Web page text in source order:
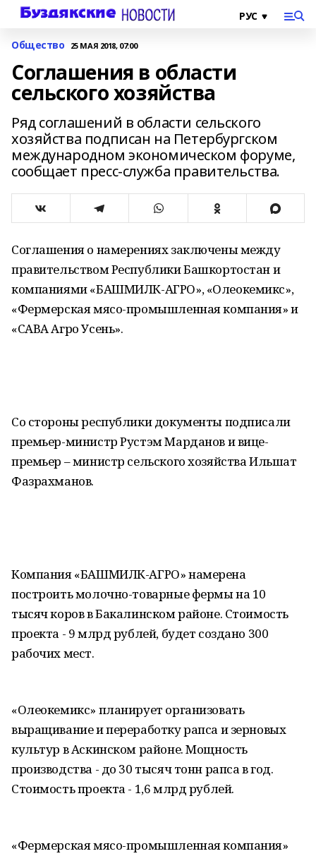
Общество 25 МАЯ 2018, 07:00
Соглашения в области
сельского хозяйства
Ряд соглашений в области сельского
хозяйства подписан на Петербургском
международном экономическом форуме,
сообщает пресс-служба правительства.
Соглашения о намерениях заключены между
правительством Республики Башкортостан и
компаниями «БАШМИЛК-АГРО», «Олеокемикс»,
«Фермерская мясо-промышленная компания» и
«САВА Агро Усень».
Со стороны республики документы подписали
премьер-министр Рустэм Марданов и вице-
премьер – министр сельского хозяйства Ильшат
Фазрахманов.
Компания «БАШМИЛК-АГРО» намерена
построить молочно-товарные фермы на 10
тысяч коров в Бакалинском районе. Стоимость
проекта - 9 млрд рублей, будет создано 300
рабочих мест.
«Олеокемикс» планирует организовать
выращивание и переработку рапса и зерновых
культур в Аскинском районе. Мощность
производства - до 30 тысяч тонн рапса в год.
Стоимость проекта - 1,6 млрд рублей.
«Фермерская мясо-промышленная компания»